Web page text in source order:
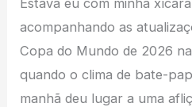
acompanhando as
Copa do Mundo de 2026
quando o clima de bate-
manhã deu lugar a uma